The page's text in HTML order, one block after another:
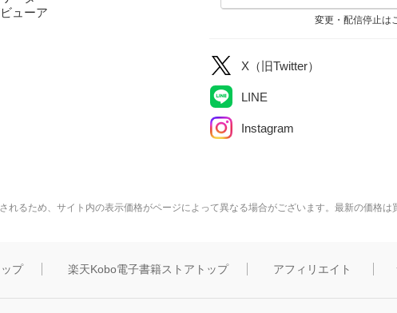
ューア
変更・配信停止は
X（旧Twitter）
LINE
Instagram
れるため、サイト内の表示価格がページによって異なる場合がございます。最新の価格は
プ 楽天Kobo電子書籍ストアトップ アフィリエイト